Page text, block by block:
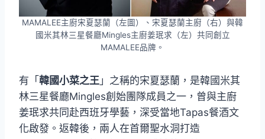
MAMALEE主廚宋夏瑟蘭（左圖）、宋夏瑟蘭主廚（右）與韓
國米其林三星餐廳Mingles主廚姜珉求（左）共同創立
MAMALEE品牌。
有「 韓國小菜之王 」之稱的宋夏瑟蘭，是韓國米其
林三星餐廳Mingles創始團隊成員之一，曾與主廚
姜珉求共同赴西班牙學藝，深受當地Tapas餐酒文
化啟發。返韓後，兩人在首爾聖水洞打造